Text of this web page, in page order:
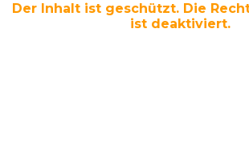
Der Inhalt ist geschützt. Die
ist deaktiviert.